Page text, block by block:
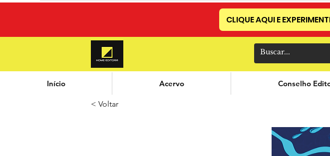
CLIQUE AQUI E
Início Acervo Conselho
< Voltar